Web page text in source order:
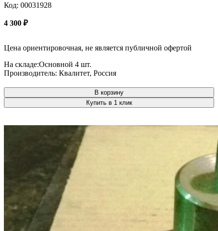
Код: 00031928
4 300 ₽
Цена ориентировочная, не является публичной офертой
На складе:Основной 4 шт.
Производитель: Квалитет, Россия
В корзину
Купить в 1 клик